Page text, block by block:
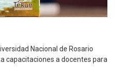
Nacional de Rosario
capacitaciones a docentes para